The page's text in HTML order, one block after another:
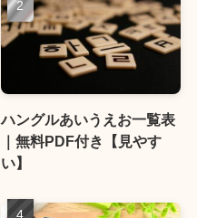
ハングルあいうえお一覧表
｜無料PDF付き【見やす
い】